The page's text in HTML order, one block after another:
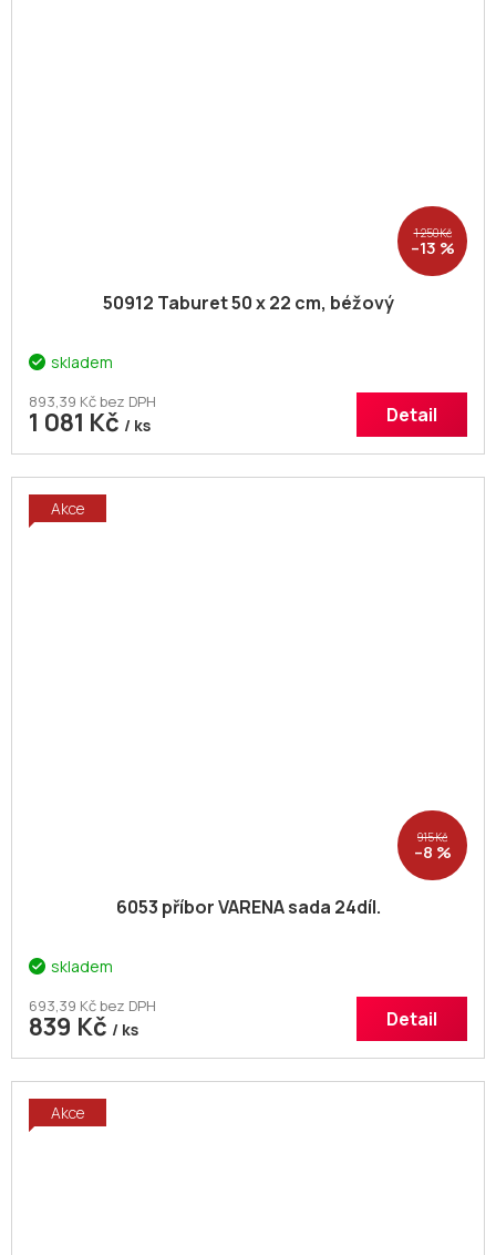
1 250 Kč
–13 %
50912 Taburet 50 x 22 cm, béžový
skladem
893,39 Kč bez DPH
1 081 Kč / ks Detail
Akce
915 Kč
–8 %
6053 příbor VARENA sada 24díl.
skladem
693,39 Kč bez DPH
839 Kč / ks Detail
Akce